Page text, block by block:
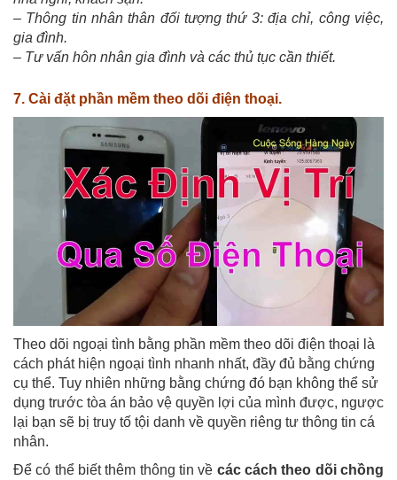
– Thông tin nhân thân đối tượng thứ 3: địa chỉ, công việc,
gia đình.
– Tư vấn hôn nhân gia đình và các thủ tục cần thiết.
7. Cài đặt phần mềm theo dõi điện thoại.
Theo dõi ngoại tình bằng phần mềm theo dõi điện thoại là
cách phát hiện ngoại tình nhanh nhất, đầy đủ bằng chứng
cụ thể. Tuy nhiên những bằng chứng đó bạn không thể sử
dụng trước tòa án bảo vệ quyền lợi của mình được, ngược
lại bạn sẽ bị truy tố tội danh về quyền riêng tư thông tin cá
nhân.
Để có thể biết thêm thông tin về các cách theo dõi chồng